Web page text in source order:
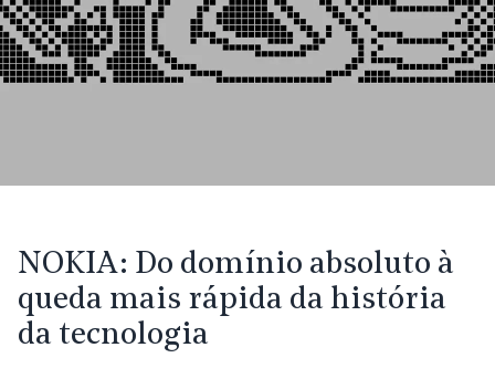
NOKIA: Do domínio absoluto à
queda mais rápida da história
da tecnologia